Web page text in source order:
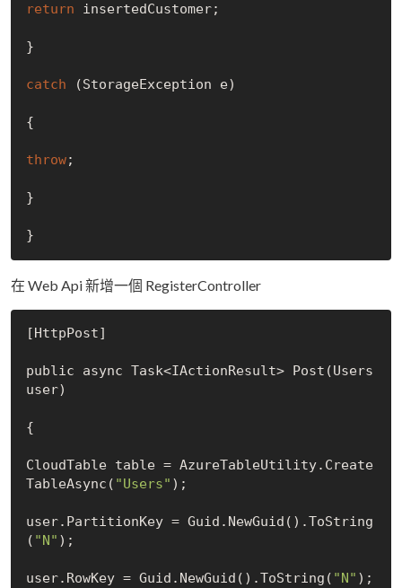
return insertedCustomer;
}
catch (StorageException e)
{
throw;
}
在 Web Api 新增一個 RegisterController
[HttpPost]
public async Task<IActionResult> Post(Users
user)
{
CloudTable table = AzureTableUtility.Create
TableAsync( "Users" );
user.PartitionKey = Guid.NewGuid().ToString
( "N" );
user.RowKey = Guid.NewGuid().ToString( "N" );